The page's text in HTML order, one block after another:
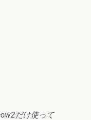
だけ使って